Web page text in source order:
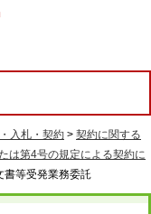
入札・契約 > 契約に関する
は第4号の規定による契約に
書等受発業務委託